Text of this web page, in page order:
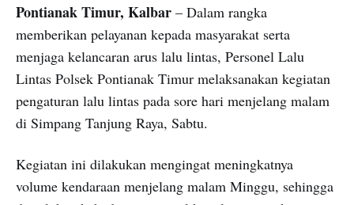
Pontianak Timur, Kalbar – Dalam rangka
memberikan pelayanan kepada masyarakat serta
menjaga kelancaran arus lalu lintas, Personel Lalu
Lintas Polsek Pontianak Timur melaksanakan kegiatan
pengaturan lalu lintas pada sore hari menjelang malam
di Simpang Tanjung Raya, Sabtu.
Kegiatan ini dilakukan mengingat meningkatnya
volume kendaraan menjelang malam Minggu, sehingga